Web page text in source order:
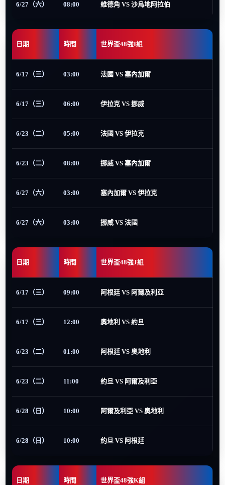
6/27（六） 08:00 維德角 VS 沙烏地阿拉伯
日期 時間 世界盃48強I組
6/17（三） 03:00 法國 VS 塞內加爾
6/17（三） 06:00 伊拉克 VS 挪威
6/23（二） 05:00 法國 VS 伊拉克
6/23（二） 08:00 挪威 VS 塞內加爾
6/27（六） 03:00 塞內加爾 VS 伊拉克
6/27（六） 03:00 挪威 VS 法國
日期 時間 世界盃48強J組
6/17（三） 09:00 阿根廷 VS 阿爾及利亞
6/17（三） 12:00 奧地利 VS 約旦
6/23（二） 01:00 阿根廷 VS 奧地利
6/23（二） 11:00 約旦 VS 阿爾及利亞
6/28（日） 10:00 阿爾及利亞 VS 奧地利
6/28（日） 10:00 約旦 VS 阿根廷
日期 時間 世界盃48強K組